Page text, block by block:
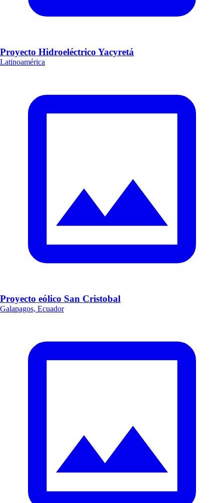
Proyecto Hidroeléctrico Yacyretá
Latinoamérica
Proyecto eólico San Cristobal
Galapagos, Ecuador